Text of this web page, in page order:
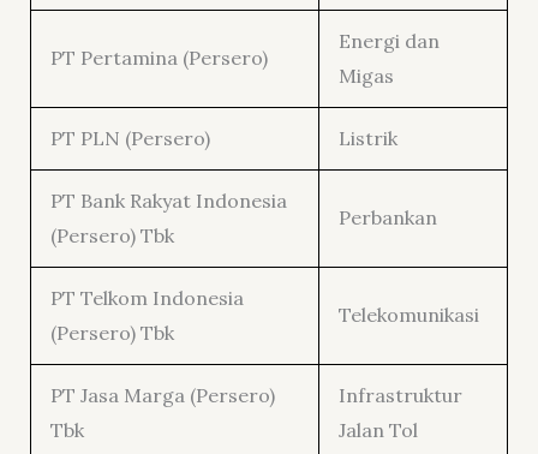
PT Pertamina (Persero)
Energi dan
Migas
PT PLN (Persero) Listrik
PT Bank Rakyat Indonesia
(Persero) Tbk
Perbankan
PT Telkom Indonesia
(Persero) Tbk
Telekomunikasi
PT Jasa Marga (Persero)
Tbk
Infrastruktur
Jalan Tol